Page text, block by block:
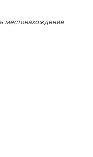
местонахождение